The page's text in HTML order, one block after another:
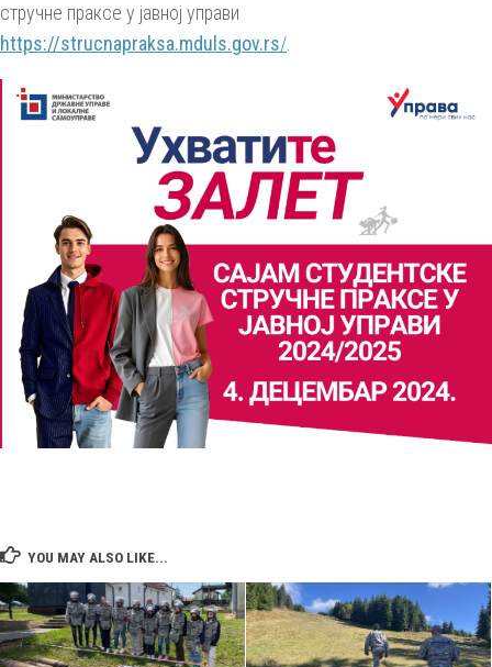
стручне праксе у јавној управи
https://strucnapraksa.mduls.gov.rs/.
YOU MAY ALSO LIKE...